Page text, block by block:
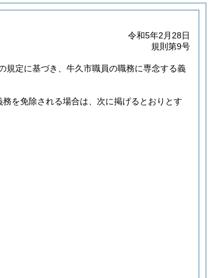
令和5年2月28日
規則第9号
規定に基づき、牛久市職員の職務に専念する義
を免除される場合は、次に掲げるとおりとす